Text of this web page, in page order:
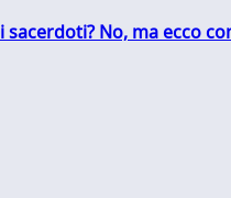
No, ma ecco